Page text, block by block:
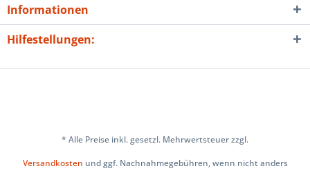
Informationen
Hilfestellungen:
* Alle Preise inkl. gesetzl. Mehrwertsteuer zzgl.
Versandkosten und ggf. Nachnahmegebühren, wenn nicht anders